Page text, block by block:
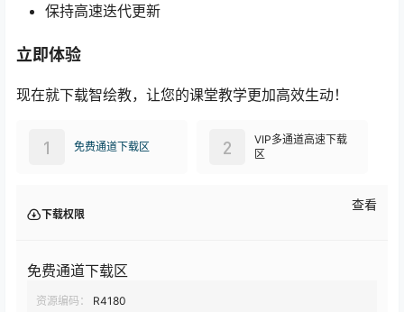
保持高速迭代更新
立即体验
现在就下载智绘教，让您的课堂教学更加高效生动！
免费通道下载区
1
VIP多通道高速下载
区
2
下载权限
查看
免费通道下载区
资源编码：
R4180